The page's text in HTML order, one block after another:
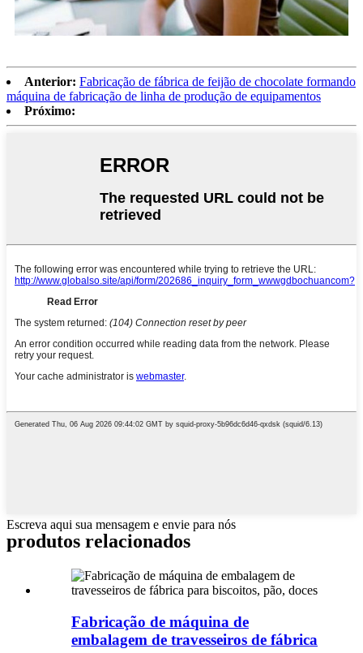
Anterior: Fabricação de fábrica de feijão de chocolate formando
máquina de fabricação de linha de produção de equipamentos
Próximo:
Escreva aqui sua mensagem e envie para nós
produtos relacionados
Fabricação de máquina de
embalagem de travesseiros de fábrica